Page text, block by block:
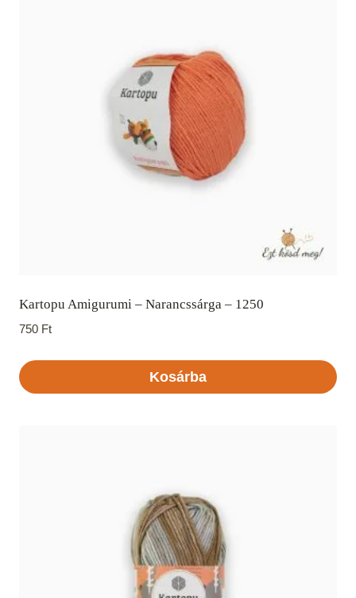
Kartopu Amigurumi – Narancssárga – 1250
750 Ft
Kosárba